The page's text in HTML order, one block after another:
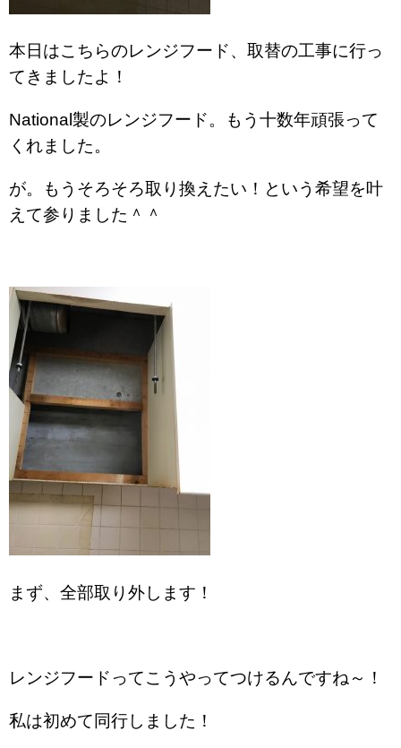
本日はこちらのレンジフード、取替の工事に行っ
てきましたよ！
National製のレンジフード。もう十数年頑張って
くれました。
が。もうそろそろ取り換えたい！という希望を叶
えて参りました＾＾
まず、全部取り外します！
レンジフードってこうやってつけるんですね～！
私は初めて同行しました！